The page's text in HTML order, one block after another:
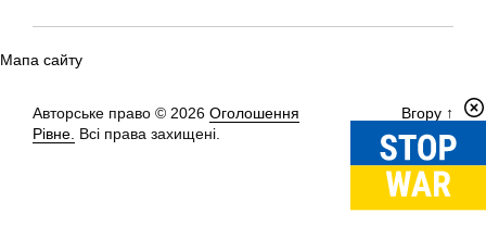
Мапа сайту
Авторське право © 2026 Оголошення
Рівне. Всі права захищені.
Вгору ↑